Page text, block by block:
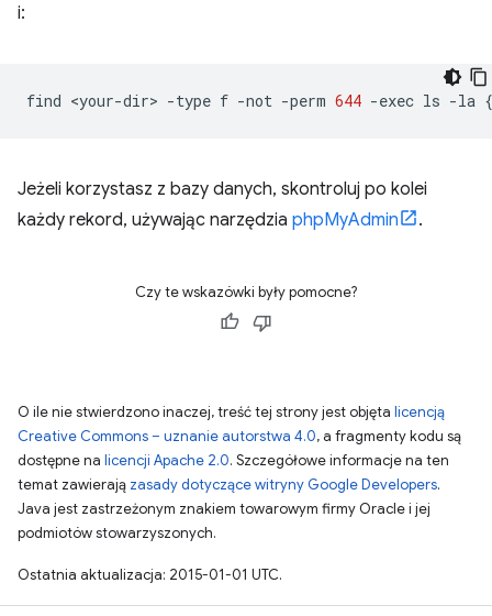
i:
find <your-dir> -type f -not -perm 644 -exec ls -la
Jeżeli korzystasz z bazy danych, skontroluj po kolei
każdy rekord, używając narzędzia phpMyAdmin .
Czy te wskazówki były pomocne?
O ile nie stwierdzono inaczej, treść tej strony jest objęta licencją
Creative Commons – uznanie autorstwa 4.0, a fragmenty kodu są
dostępne na licencji Apache 2.0. Szczegółowe informacje na ten
temat zawierają zasady dotyczące witryny Google Developers.
Java jest zastrzeżonym znakiem towarowym firmy Oracle i jej
podmiotów stowarzyszonych.
Ostatnia aktualizacja: 2015-01-01 UTC.